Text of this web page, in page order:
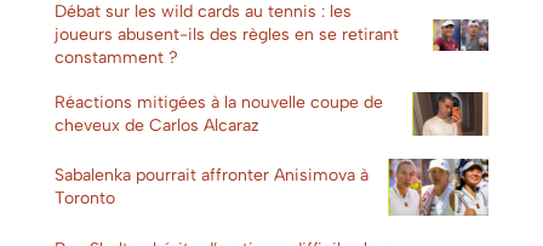
Débat sur les wild cards au tennis : les
joueurs abusent-ils des règles en se retirant
constamment ?
Réactions mitigées à la nouvelle coupe de
cheveux de Carlos Alcaraz
Sabalenka pourrait affronter Anisimova à
Toronto